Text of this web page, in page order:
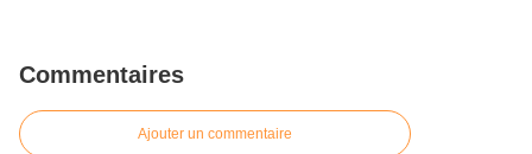
Commentaires
Ajouter un commentaire